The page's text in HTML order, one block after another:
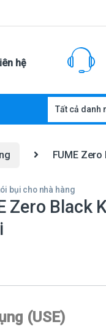
hệ
FUME
bụi cho nhà hàng
Zero Black
(USE)